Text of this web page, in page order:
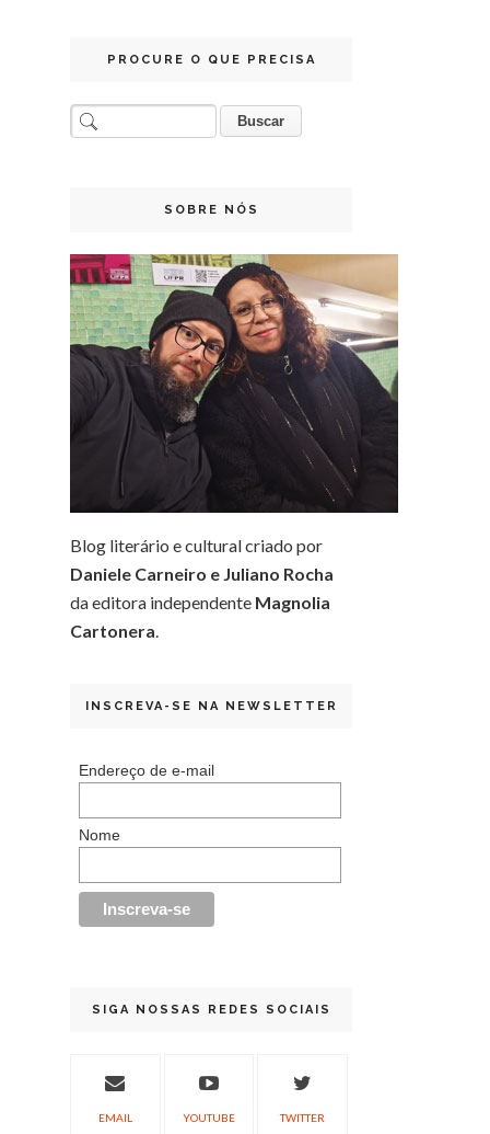
PROCURE O QUE PRECISA
SOBRE NÓS
Blog literário e cultural criado por
Daniele Carneiro e Juliano Rocha
da editora independente Magnolia
Cartonera
INSCREVA-SE NA NEWSLETTER
Endereço de e-mail
Nome
SIGA NOSSAS REDES SOCIAIS
EMAIL YOUTUBE TWITTER